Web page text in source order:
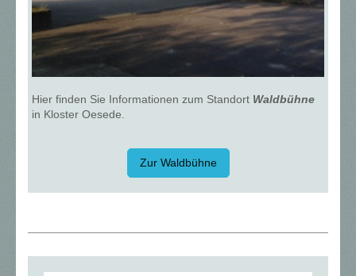
Hier finden Sie Informationen zum Standort Waldbühne
in Kloster Oesede.
Zur Waldbühne